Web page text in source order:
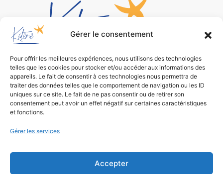
Gérer le consentement
Pour offrir les meilleures expériences, nous utilisons des technologies
telles que les cookies pour stocker et/ou accéder aux informations des
appareils. Le fait de consentir à ces technologies nous permettra de
traiter des données telles que le comportement de navigation ou les ID
uniques sur ce site. Le fait de ne pas consentir ou de retirer son
consentement peut avoir un effet négatif sur certaines caractéristiques
et fonctions.
Gérer les services
Accepter
Bureau d’études
de conception environnementale